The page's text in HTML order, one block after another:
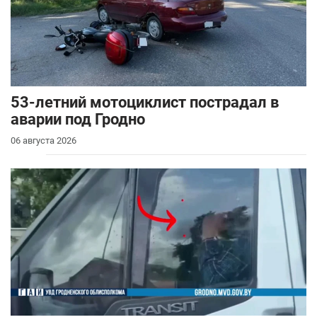
53-летний мотоциклист пострадал в
аварии под Гродно
06 августа 2026